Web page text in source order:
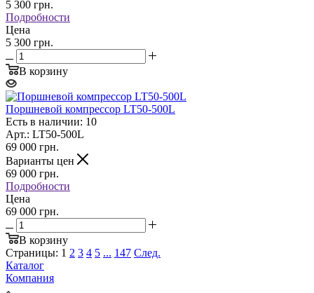
5 300 грн.
Подробности
Цена
5 300 грн.
В корзину
Поршневой компрессор LT50-500L
Есть в наличии: 10
Арт.: LT50-500L
69 000 грн.
Варианты цен
69 000 грн.
Подробности
Цена
69 000 грн.
В корзину
Страницы: 1 2 3 4 5 ... 147 След.
Каталог
Компания